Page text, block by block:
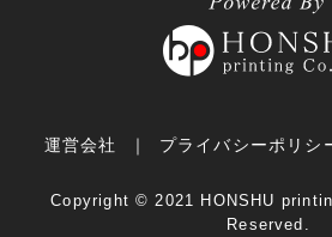
運営会社 プライバシーポリシ
Copyright ©︎ 2021 HONSHU
Reserved.